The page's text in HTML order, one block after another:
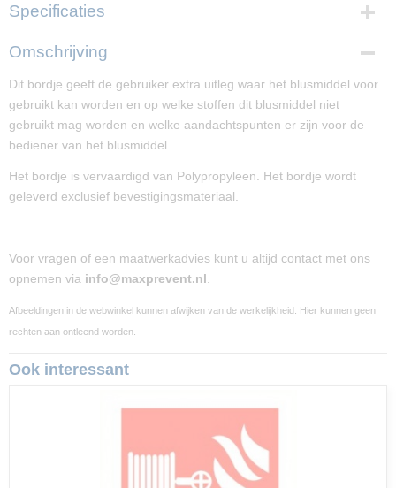
Specificaties
Productcode
Afmetingen (l,b,h)
20 x 8 x 0 cm
Omschrijving
Dit bordje geeft de gebruiker extra uitleg waar het blusmiddel voor
gebruikt kan worden en op welke stoffen dit blusmiddel niet
gebruikt mag worden en welke aandachtspunten er zijn voor de
bediener van het blusmiddel.
Het bordje is vervaardigd van Polypropyleen. Het bordje wordt
geleverd exclusief bevestigingsmateriaal.
Voor vragen of een maatwerkadvies kunt u altijd contact met ons
opnemen via info@maxprevent.nl
Afbeeldingen in de webwinkel kunnen afwijken van de werkelijkheid. Hier kunnen geen
rechten aan ontleend worden.
Ook interessant